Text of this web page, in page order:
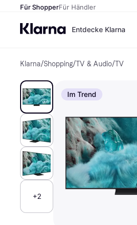
Für ShopperFür Händler
Entdecke Klarna
Klarna/Shopping/TV & Audio/TV
Im Trend
+2